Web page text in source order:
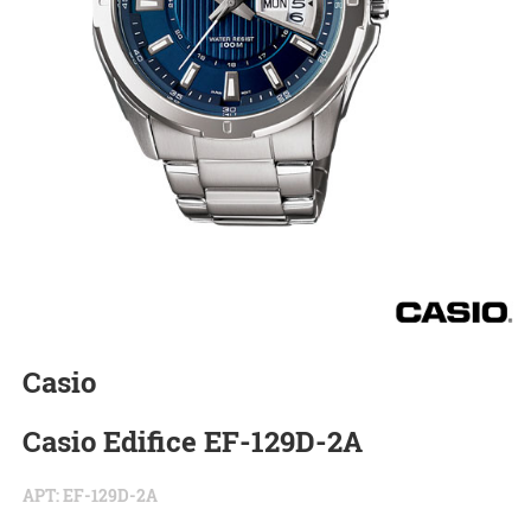
Casio
Casio Edifice EF-129D-2A
АРТ: EF-129D-2A